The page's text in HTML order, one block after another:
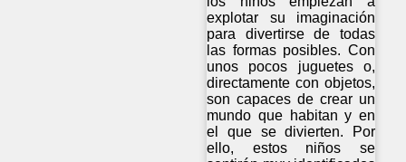
explotar su imaginación
para divertirse de todas
las formas posibles. Con
unos pocos juguetes o,
directamente con objetos,
son capaces de crear un
mundo que habitan y en
el que se divierten. Por
ello, estos niños se